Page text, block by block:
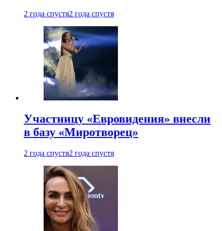
2 года спустя2 года спустя
Участницу «Евровидения» внесли
в базу «Миротворец»
2 года спустя2 года спустя